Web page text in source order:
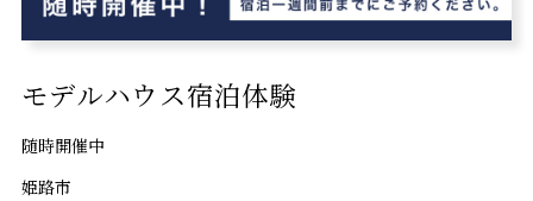
モデルハウス宿泊体験
随時開催中
姫路市